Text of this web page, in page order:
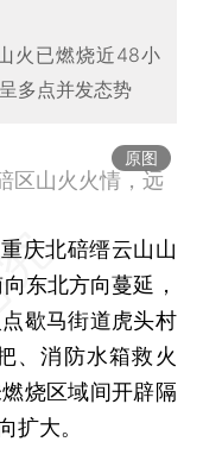
火已燃烧近48小
多点并发态势
原图
区山火火情，远
庆北碚缙云山山
东北方向蔓延，
歇马街道虎头村
、消防水箱救火
烧区域间开辟隔
扩大。